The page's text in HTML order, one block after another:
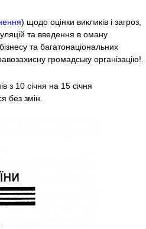
) щодо оцінки викликів і загроз,
та введення в оману
та багатонаціональних
громадську організацію!.
з 10 січня на 15 січня
без змін.